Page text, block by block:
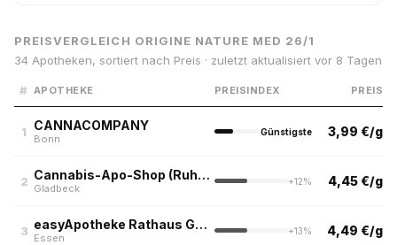
PREISVERGLEICH ORIGINE NATURE MED 26/1
34 Apotheken, sortiert nach Preis · zuletzt aktualisiert vor 8 Tagen
# APOTHEKE PREISINDEX PREIS
1 CANNACOMPANY
Bonn
Günstigste 3,99 €/g
2 Cannabis-Apo-Shop (Ruhrpott)
Gladbeck
+12% 4,45 €/g
3 easyApotheke Rathaus Galerie, Essen
Essen
+13% 4,49 €/g